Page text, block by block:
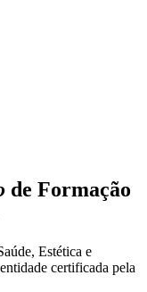
de Formação
Estética e
certificada pela